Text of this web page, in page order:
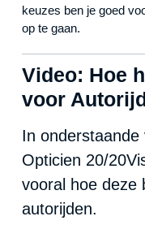
keuzes ben je goed
op te gaan.
Video: Hoe
voor
In onderstaande
Opticien 20/
vooral hoe deze
autorijden.